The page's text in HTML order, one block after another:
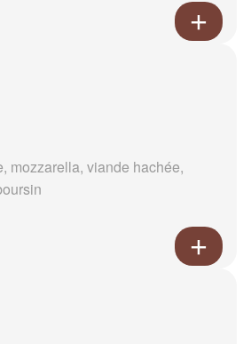
mozzarella, viande hachée,